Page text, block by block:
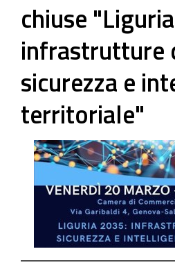
chiuse
infrastrutture
sicurezza e
territoriale"